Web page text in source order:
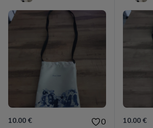
10.00 € 0 10.00 €